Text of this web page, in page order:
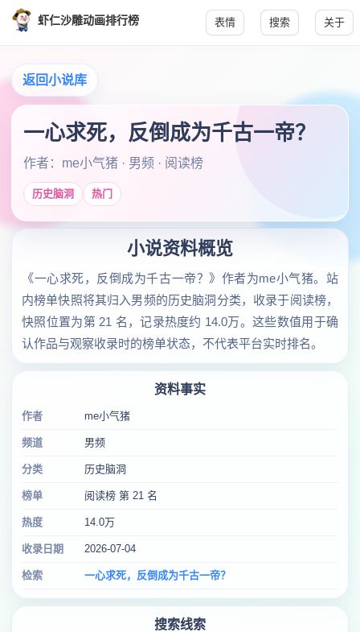
虾仁沙雕动画排行榜 表情 搜索 关于
返回小说库
一心求死，反倒成为千古一帝？
作者：me小气猪 · 男频 · 阅读榜
历史脑洞 热门
小说资料概览
《一心求死，反倒成为千古一帝？》作者为me小气猪。站
内榜单快照将其归入男频的历史脑洞分类，收录于阅读榜，
快照位置为第 21 名，记录热度约 14.0万。这些数值用于确
认作品与观察收录时的榜单状态，不代表平台实时排名。
资料事实
作者 me小气猪
频道 男频
分类 历史脑洞
榜单 阅读榜 第 21 名
热度 14.0万
收录日期 2026-07-04
检索 一心求死，反倒成为千古一帝？
搜索线索